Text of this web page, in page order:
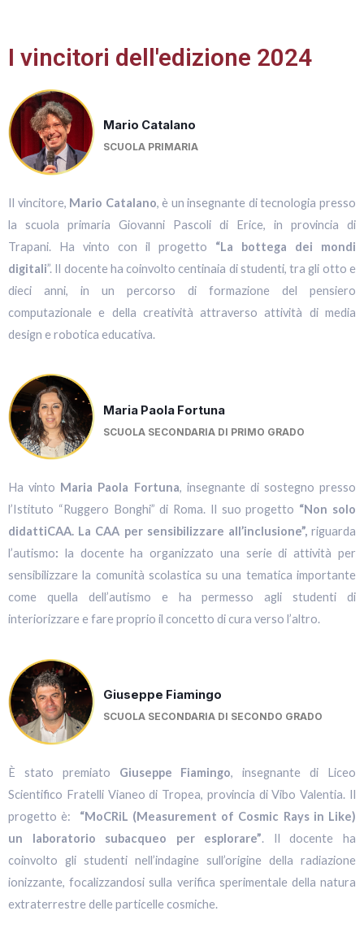
I vincitori dell'edizione 2024
Mario Catalano
SCUOLA PRIMARIA​
Il vincitore, Mario Catalano, è un insegnante di tecnologia presso
la scuola primaria Giovanni Pascoli di Erice, in provincia di
Trapani. Ha vinto con il progetto “La bottega dei mondi
digitali”. Il docente ha coinvolto centinaia di studenti, tra gli otto e
dieci anni, in un percorso di formazione del pensiero
computazionale e della creatività attraverso attività di media
design e robotica educativa.
Maria Paola Fortuna​​
SCUOLA SECONDARIA DI PRIMO GRADO​​​
Ha vinto Maria Paola Fortuna, insegnante di sostegno presso
l’Istituto “Ruggero Bonghi” di Roma. Il suo progetto “Non solo
didattiCAA. La CAA per sensibilizzare all’inclusione”, riguarda
l’autismo: la docente ha organizzato una serie di attività per
sensibilizzare la comunità scolastica su una tematica importante
come quella dell’autismo e ha permesso agli studenti di
interiorizzare e fare proprio il concetto di cura verso l’altro.
Giuseppe Fiamingo​​
SCUOLA SECONDARIA DI SECONDO GRADO
È stato premiato Giuseppe Fiamingo, insegnante di Liceo
Scientifico Fratelli Vianeo di Tropea, provincia di Vibo Valentia. Il
progetto è: “MoCRiL (Measurement of Cosmic Rays in Like)
un laboratorio subacqueo per esplorare”. Il docente ha
coinvolto gli studenti nell’indagine sull’origine della radiazione
ionizzante, focalizzandosi sulla verifica sperimentale della natura
extraterrestre delle particelle cosmiche.